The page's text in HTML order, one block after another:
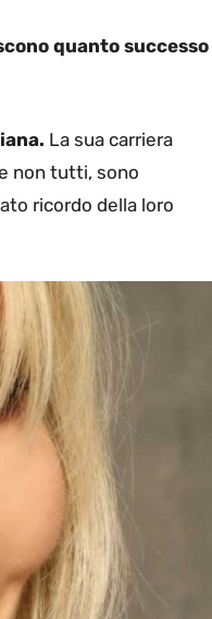
quanto successo
La sua carriera
non tutti, sono
ricordo della loro